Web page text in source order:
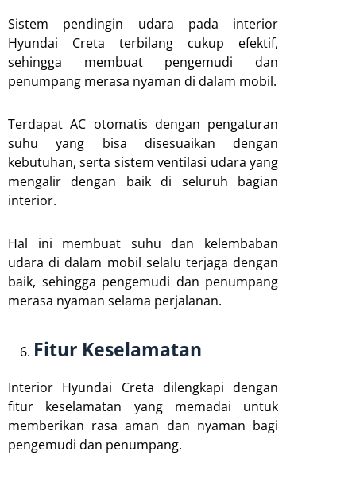
Sistem pendingin udara pada interior
Hyundai Creta terbilang cukup efektif,
sehingga membuat pengemudi dan
penumpang merasa nyaman di dalam mobil.
Terdapat AC otomatis dengan pengaturan
suhu yang bisa disesuaikan dengan
kebutuhan, serta sistem ventilasi udara yang
mengalir dengan baik di seluruh bagian
interior.
Hal ini membuat suhu dan kelembaban
udara di dalam mobil selalu terjaga dengan
baik, sehingga pengemudi dan penumpang
merasa nyaman selama perjalanan.
Fitur Keselamatan
Interior Hyundai Creta dilengkapi dengan
fitur keselamatan yang memadai untuk
memberikan rasa aman dan nyaman bagi
pengemudi dan penumpang.